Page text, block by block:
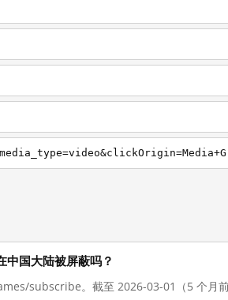
国大陆被屏蔽吗？
subscribe。截至 2026-03-01（5 个月